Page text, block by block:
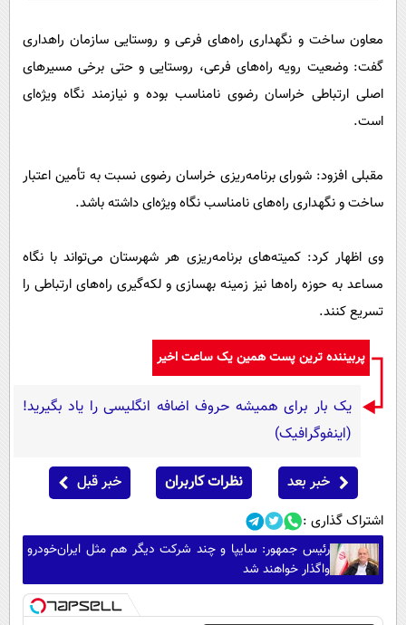
سیاست خارجی
معاون ساخت و نگهداری راه‌های فرعی و روستایی سازمان راهداری
گفت: وضعیت رویه راه‌های فرعی، روستایی و حتی برخی مسیرهای
اصلی ارتباطی خراسان رضوی نامناسب بوده و نیازمند نگاه ویژه‌ای
است.
مقبلی افزود: شورای برنامه‌ریزی خراسان رضوی نسبت به تأمین اعتبار
ساخت و نگهداری راه‌های نامناسب نگاه ویژه‌ای داشته باشد.
وی اظهار کرد: کمیته‌های برنامه‌ریزی هر شهرستان می‌تواند با نگاه
مساعد به حوزه راه‌ها نیز زمینه بهسازی و لکه‌گیری راه‌های ارتباطی را
تسریع کنند.
پربیننده ترین پست همین یک ساعت اخیر
یک بار برای همیشه حروف اضافه انگلیسی را یاد بگیرید!
(اینفوگرافیک)
خبر بعد نظرات کاربران خبر قبل
اشتراک گذاری :
رئیس جمهور: سایپا و چند شرکت دیگر هم مثل ایران‌خودرو
واگذار خواهند شد